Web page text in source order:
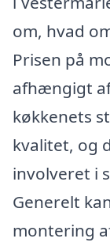
om, hvad
Prisen på
afhængigt
køkkenets
kvalitet, og
involveret i
Generelt
montering